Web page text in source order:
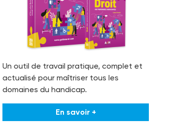
Un outil de travail pratique, complet et
actualisé pour maîtriser tous les
domaines du handicap.
En savoir +